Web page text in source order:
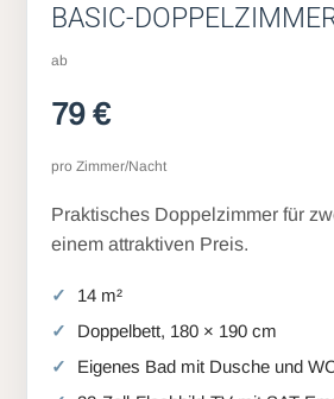
BASIC-
ab
79 €
pro Zimmer/Nacht
Praktisches Doppelzimmer für
einem attraktiven Preis.
14 m²
Doppelbett, 180 × 190 cm
Eigenes Bad mit Dusche und